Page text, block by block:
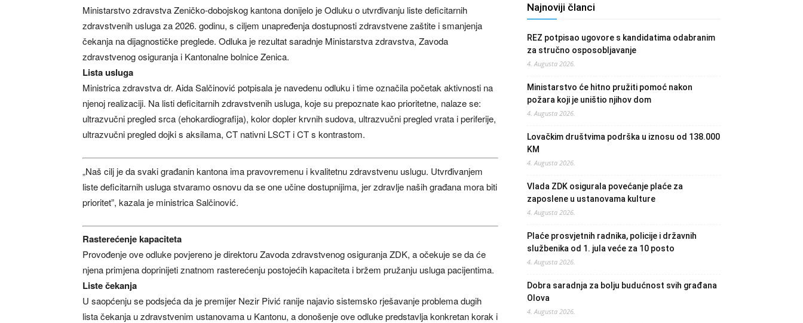
Ministarstvo zdravstva Zeničko-dobojskog kantona donijelo je Odluku o utvrđivanju liste deficitarnih
zdravstvenih usluga za 2026. godinu, s ciljem unapređenja dostupnosti zdravstvene zaštite i smanjenja
čekanja na dijagnostičke preglede. Odluka je rezultat saradnje Ministarstva zdravstva, Zavoda
zdravstvenog osiguranja i Kantonalne bolnice Zenica.
Lista usluga
Ministrica zdravstva dr. Aida Salčinović potpisala je navedenu odluku i time označila početak aktivnosti na
njenoj realizaciji. Na listi deficitarnih zdravstvenih usluga, koje su prepoznate kao prioritetne, nalaze se:
ultrazvučni pregled srca (ehokardiografija), kolor dopler krvnih sudova, ultrazvučni pregled vrata i periferije,
ultrazvučni pregled dojki s aksilama, CT nativni LSCT i CT s kontrastom.
„Naš cilj je da svaki građanin kantona ima pravovremenu i kvalitetnu zdravstvenu uslugu. Utvrđivanjem
liste deficitarnih usluga stvaramo osnovu da se one učine dostupnijima, jer zdravlje naših građana mora biti
prioritet”, kazala je ministrica Salčinović.
Rasterećenje kapaciteta
Provođenje ove odluke povjereno je direktoru Zavoda zdravstvenog osiguranja ZDK, a očekuje se da će
njena primjena doprinijeti znatnom rasterećenju postojećih kapaciteta i bržem pružanju usluga pacijentima.
Liste čekanja
U saopćenju se podsjeća da je premijer Nezir Pivić ranije najavio sistemsko rješavanje problema dugih
lista čekanja u zdravstvenim ustanovama u Kantonu, a donošenje ove odluke predstavlja konkretan korak i
Najnoviji članci
REZ potpisao ugovore s kandidatima odabranim
za stručno osposobljavanje
4. Augusta 2026.
Ministarstvo će hitno pružiti pomoć nakon
požara koji je uništio njihov dom
4. Augusta 2026.
Lovačkim društvima podrška u iznosu od 138.000
KM
4. Augusta 2026.
Vlada ZDK osigurala povećanje plaće za
zaposlene u ustanovama kulture
4. Augusta 2026.
Plaće prosvjetnih radnika, policije i državnih
službenika od 1. jula veće za 10 posto
4. Augusta 2026.
Dobra saradnja za bolju budućnost svih građana
Olova
4. Augusta 2026.